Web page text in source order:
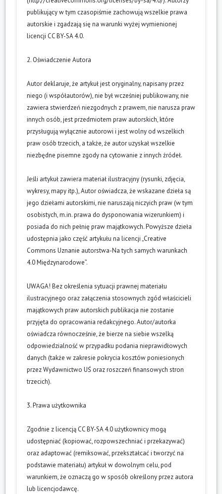
publikujący w tym czasopiśmie zachowują wszelkie prawa
autorskie i zgadzają się na warunki wyżej wymienionej
licencji CC BY-SA 4.0.
2. Oświadczenie Autora
Autor deklaruje, że artykuł jest oryginalny, napisany przez
niego (i współautorów), nie był wcześniej publikowany, nie
zawiera stwierdzeń niezgodnych z prawem, nie narusza praw
innych osób, jest przedmiotem praw autorskich, które
przysługują wyłącznie autorowi i jest wolny od wszelkich
praw osób trzecich, a także, że autor uzyskał wszelkie
niezbędne pisemne zgody na cytowanie z innych źródeł.
Jeśli artykuł zawiera materiał ilustracyjny (rysunki, zdjęcia,
wykresy, mapy itp.), Autor oświadcza, że wskazane dzieła są
jego dziełami autorskimi, nie naruszają niczyich praw (w tym
osobistych, m.in. prawa do dysponowania wizerunkiem) i
posiada do nich pełnię praw majątkowych. Powyższe dzieła
udostępnia jako część artykułu na licencji „Creative
Commons Uznanie autorstwa-Na tych samych warunkach
4.0 Międzynarodowe”.
UWAGA! Bez określenia sytuacji prawnej materiału
ilustracyjnego oraz załączenia stosownych zgód właścicieli
majątkowych praw autorskich publikacja nie zostanie
przyjęta do opracowania redakcyjnego. Autor/autorka
oświadcza równocześnie, że bierze na siebie wszelką
odpowiedzialność w przypadku podania nieprawidłowych
danych (także w zakresie pokrycia kosztów poniesionych
przez Wydawnictwo UŚ oraz roszczeń finansowych stron
trzecich).
3. Prawa użytkownika
Zgodnie z licencją CC BY-SA 4.0 użytkownicy mogą
udostępniać (kopiować, rozpowszechniać i przekazywać)
oraz adaptować (remiksować, przekształcać i tworzyć na
podstawie materiału) artykuł w dowolnym celu, pod
warunkiem, że oznaczą go w sposób określony przez autora
lub licencjodawcę.